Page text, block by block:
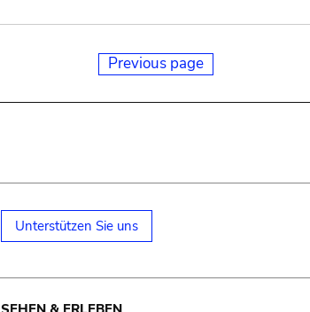
Previous page
Unterstützen Sie uns